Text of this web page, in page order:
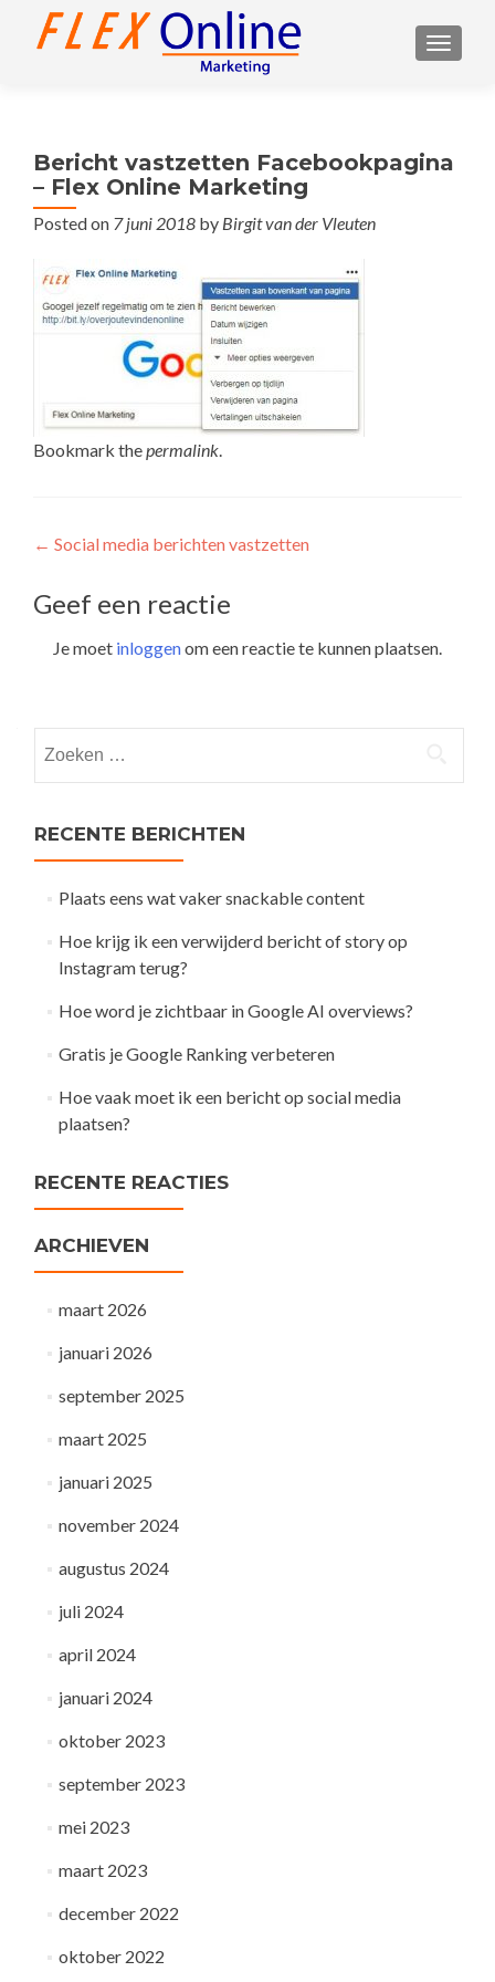
Bericht vastzetten Facebookpagina
– Flex Online Marketing
Posted on 7 juni 2018 by Birgit van der Vleuten
Bookmark thepermalink.
Post
navigation
← Social media berichten vastzetten
Geef een reactie
Je moet inloggenom een reactie te kunnen plaatsen.
naar:
RECENTE BERICHTEN
Plaats eens wat vaker snackable content
Hoe krijg ik een verwijderd bericht of story op
Instagram terug?
Hoe word je zichtbaar in Google AI overviews?
Gratis je Google Ranking verbeteren
Hoe vaak moet ik een bericht op social media
plaatsen?
RECENTE REACTIES
ARCHIEVEN
maart 2026
januari 2026
september 2025
maart 2025
januari 2025
november 2024
augustus 2024
juli 2024
april 2024
januari 2024
oktober 2023
september 2023
mei 2023
maart 2023
december 2022
oktober 2022